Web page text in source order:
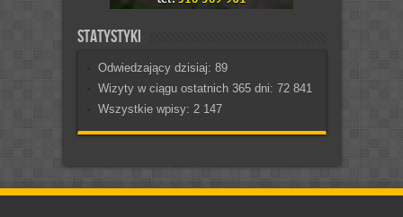
Statystyki
Odwiedzający dzisiaj: 89
Wizyty w ciągu ostatnich 365 dni: 72 841
Wszystkie wpisy: 2 147